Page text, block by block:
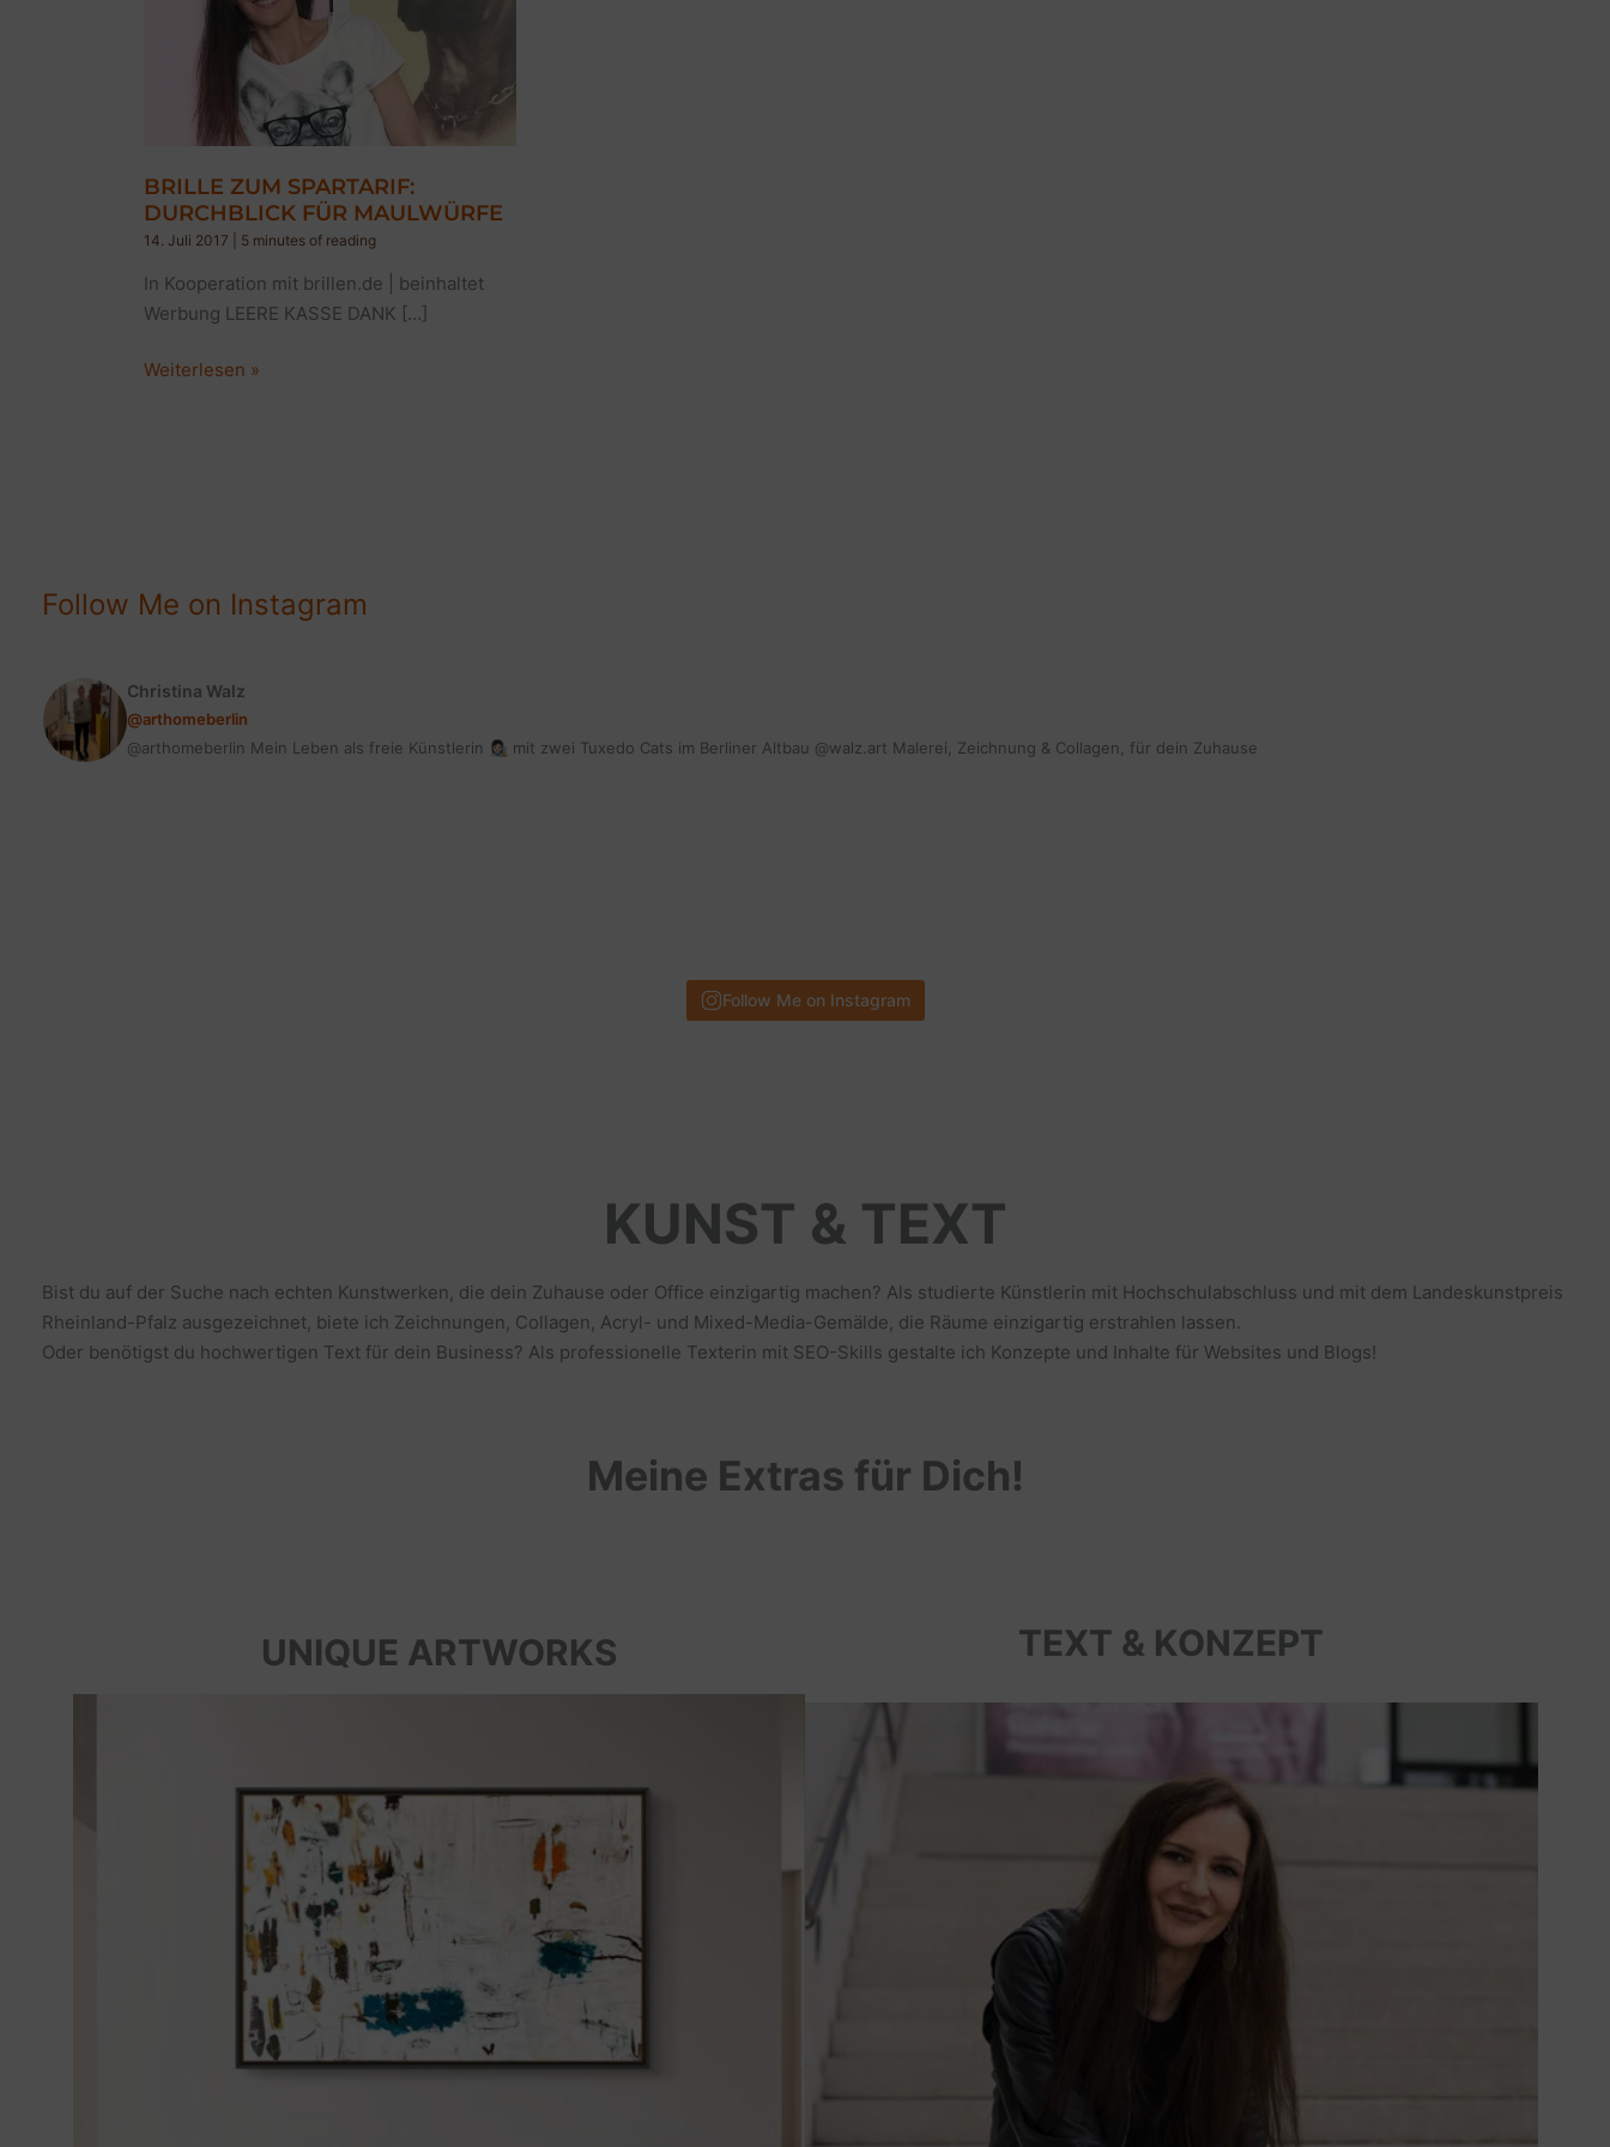
BRILLE ZUM SPARTARIF:
DURCHBLICK FÜR MAULWÜRFE
14. Juli 2017 5 minutes of reading
In Kooperation mit brillen.de | beinhaltet
Werbung LEERE KASSE DANK […]
BRILLE
Weiterlesen »
Follow Me on Instagram
Christina Walz
@arthomeberlin
@arthomeberlin Mein Leben als freie Künstlerin 👩🏻‍🎨 mit zwei Tuxedo Cats im Berliner Altbau @walz.art Malerei, Zeichnung & Collagen, für dein Zuhause
Follow Me on Instagram
KUNST & TEXT
Bist du auf der Suche nach echten Kunstwerken, die dein Zuhause oder Office einzigartig machen? Als studierte Künstlerin mit Hochschulabschluss und mit dem Landeskunstpreis
Rheinland-Pfalz ausgezeichnet, biete ich Zeichnungen, Collagen, Acryl- und Mixed-Media-Gemälde, die Räume einzigartig erstrahlen lassen.
Oder benötigst du hochwertigen Text für dein Business? Als professionelle Texterin mit SEO-Skills gestalte ich Konzepte und Inhalte für Websites und Blogs!
Meine Extras für Dich!
UNIQUE ARTWORKS TEXT & KONZEPT